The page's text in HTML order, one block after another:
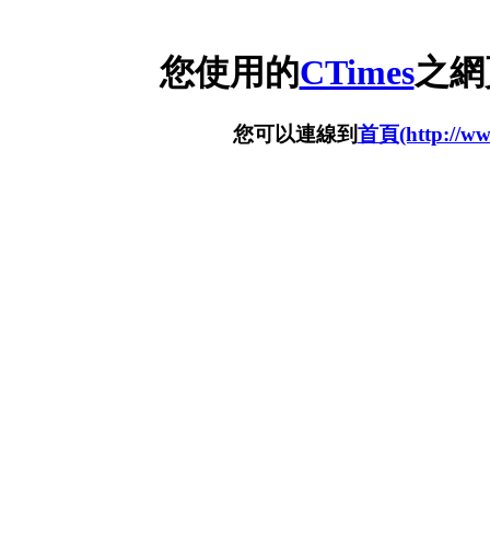
您使用的CTimes之
您可以連線到首頁(http://